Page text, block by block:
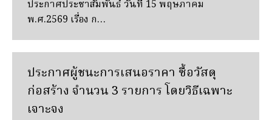
ประกาศประชาสัมพันธ์ วันที่ 15 พฤษภาคม
พ.ศ.2569 เรื่อง ก…
ประกาศผู้ชนะการเสนอราคา ซื้อวัสดุ
ก่อสร้าง จํานวน 3 รายการ โดยวิธีเฉพาะ
เจาะจง